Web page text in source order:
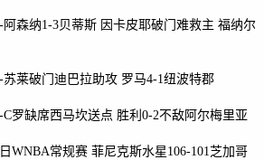
阿森纳1-3贝蒂斯 因卡皮耶破门难救主 福纳尔
苏莱破门迪巴拉助攻 罗马4-1纽波特郡
C罗缺席西马坎送点 胜利0-2不敌阿尔梅里亚
WNBA常规赛 菲尼克斯水星106-101芝加哥